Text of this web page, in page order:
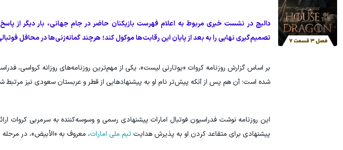
دالیچ در نشست خبری مربوط به اعلام فهرست بازیکنان حاضر در جام جهانی، بار دیگر از
تصمیم‌گیری نهایی را به بعد از پایان این رقابت‌ها موکول کند؛ هرچند گمانه‌زنی‌ها در محافل
بر اساس گزارش روزنامه کروات «یوتارنی لیست»، یکی از مهم‌ترین روزنامه‌های روزانه کرواسی،
شده است؛ آن هم پس از آنکه پیش‌تر نام او به پیشنهادهایی از قطر و عربستان سعودی نیز مرتبط
پیشنهادی برای متقاعد کردن او به پذیرش هدایت تیم ملی امارات، معروف به «الأبیض»، در